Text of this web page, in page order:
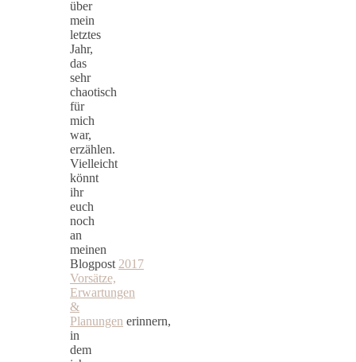
über
mein
letztes
Jahr,
das
sehr
chaotisch
für
mich
war,
erzählen.
Vielleicht
könnt
ihr
euch
noch
an
meinen
Blogpost 2017
Vorsätze,
Erwartungen
&
Planungen erinnern,
in
dem